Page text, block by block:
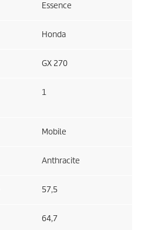
Essence
Honda
GX 270
1
Mobile
Anthracite
57,5
64,7